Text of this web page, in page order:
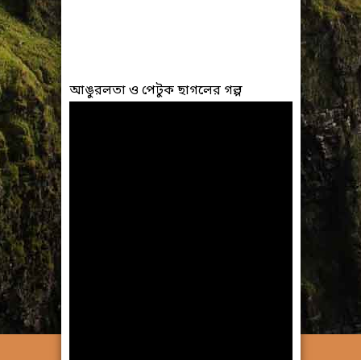
আঙুরলতা ও পেটুক ছাগলের গল্প